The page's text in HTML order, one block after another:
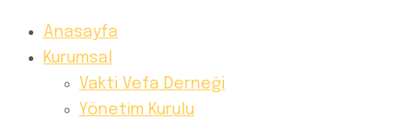
Anasayfa
Kurumsal
Vakti Vefa Derneği
Yönetim Kurulu